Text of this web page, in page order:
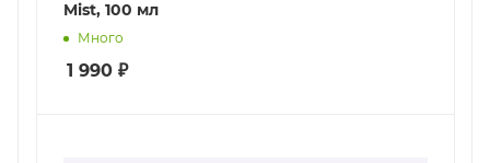
Mist, 100 мл
Много
1 990 ₽